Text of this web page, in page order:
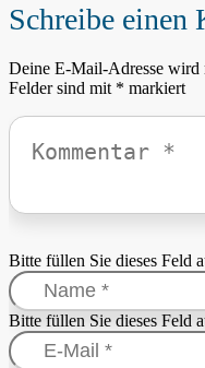
Schreibe einen
Deine E-Mail-Adresse wird
Felder sind mit * markiert
Bitte füllen Sie dieses Feld
Bitte füllen Sie dieses Feld